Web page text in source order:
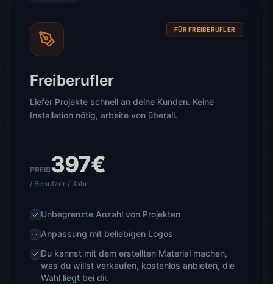
FÜR FREIBERUFLER
Freiberufler
Liefer Projekte schnell an deine Kunden. Keine
Installation nötig, arbeite von überall.
PREIS397€
/ Benutzer / Jahr
Unbegrenzte Anzahl von Projekten
Anpassung mit beliebigen Logos
Du kannst mit dem erstellten Material machen,
was du willst verkaufen, kostenlos anbieten, die
Wahl liegt bei dir.